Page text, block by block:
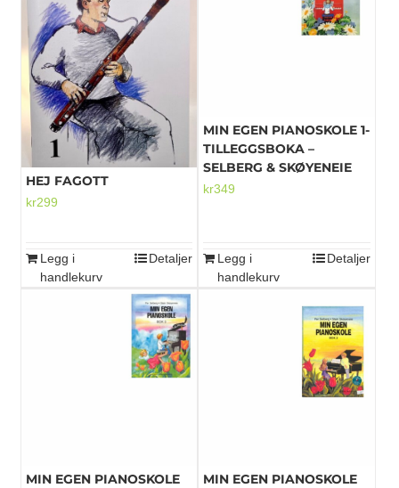
HEJ FAGOTT
kr299
Legg i
handlekurv
Detaljer
MIN EGEN PIANOSKOLE 1-
TILLEGGSBOKA –
SELBERG & SKØYENEIE
kr349
Legg i
handlekurv
Detaljer
MIN EGEN PIANOSKOLE
MIN EGEN PIANOSKOLE